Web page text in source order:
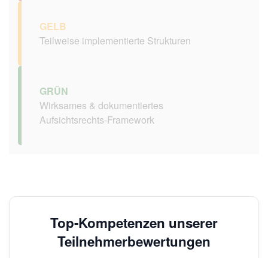
GELB
Teilweise implementierte Strukturen
GRÜN
Wirksames & dokumentiertes
Aufsichtsrechts-Framework
Top-Kompetenzen unserer
Teilnehmerbewertungen